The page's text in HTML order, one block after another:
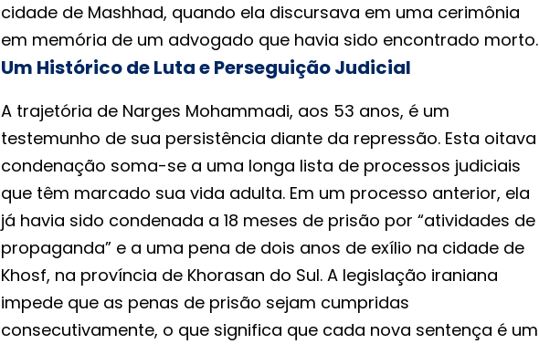
cidade de Mashhad, quando ela discursava em uma cerimônia
em memória de um advogado que havia sido encontrado morto.
Um Histórico de Luta e Perseguição Judicial
A trajetória de Narges Mohammadi, aos 53 anos, é um
testemunho de sua persistência diante da repressão. Esta oitava
condenação soma-se a uma longa lista de processos judiciais
que têm marcado sua vida adulta. Em um processo anterior, ela
já havia sido condenada a 18 meses de prisão por “atividades de
propaganda” e a uma pena de dois anos de exílio na cidade de
Khosf, na província de Khorasan do Sul. A legislação iraniana
impede que as penas de prisão sejam cumpridas
consecutivamente, o que significa que cada nova sentença é um